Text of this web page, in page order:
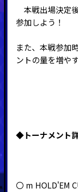
本戦出場決定
参加しよう！
また、本戦参加
ントの量を増や
◆トーナメント
〇 m HOLD'EM